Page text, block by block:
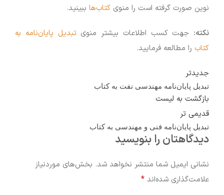
نوین صورت گرفته است را منوی کتاب‌ها ببینید.
نکته: جهت کسب اطلاعات بیشتر منویتبدیل پایان‌نامه به
کتاب را مطالعه فرمایید.
جدیدتر
تبدیل پایان‌نامه مهندسی نفت به کتاب
بازگشت به لیست
قدیمی تر
تبدیل پایان‌نامه‌ فنی و مهندسی به کتاب
دیدگاهتان را بنویسید
نشانی ایمیل شما منتشر نخواهد شد. بخش‌های موردنیاز
علامت‌گذاری شده‌اند *